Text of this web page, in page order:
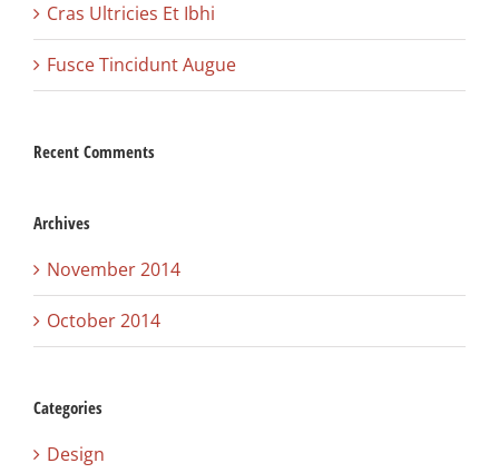
Cras Ultricies Et Ibhi
Fusce Tincidunt Augue
Recent Comments
Archives
November 2014
October 2014
Categories
Design